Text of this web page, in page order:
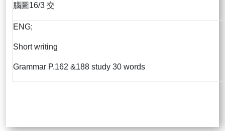
腦圖16/3 交
ENG;
Short writing
Grammar P.162 &188 study 30 words